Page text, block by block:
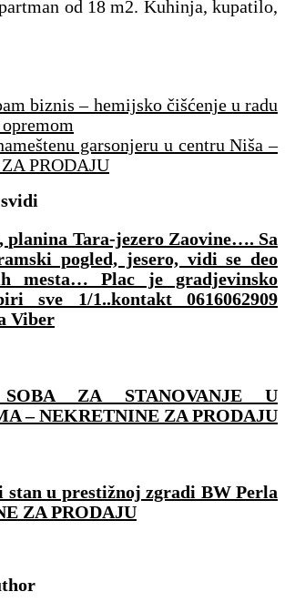
od 18 m2. Kuhinja, kupatilo,
biznis – hemijsko čišćenje u radu
garsonjeru u centru Niša –
PRODAJU
planina Tara-jezero Zaovine…. Sa
pogled, jesero, vidi se deo
mesta… Plac je gradjevinsko
sve 1/1..kontakt 0616062909
Viber
SOBA ZA STANOVANJE U
– NEKRETNINE ZA PRODAJU
u prestižnoj zgradi BW Perla
ZA PRODAJU